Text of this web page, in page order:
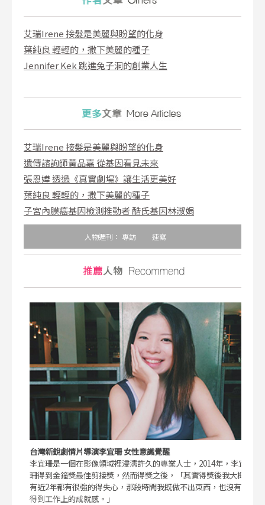
艾瑞Irene 接髮是美麗與盼望的化身
葉純良 輕輕的，撒下美麗的種子
Jennifer Kek 跳進兔子洞的創業人生
艾瑞Irene 接髮是美麗與盼望的化身
遺傳諮詢師黃品嘉 從基因看見未來
張恩嬅 透過《真實劇場》讓生活更美好
葉純良 輕輕的，撒下美麗的種子
子宮內膜癌基因檢測推動者 酷氏基因林淑娟
人物週刊： 專訪 速寫
台灣新銳劇情片導演李宜珊 女性意識覺醒
李宜珊是一個在影像領域裡浸濡許久的專業人士，2014年，李宜
珊得到金鐘獎最佳剪接獎，然而得獎之後，「其實得獎後我大概
有近2年都有很強的得失心，那段時間我既做不出東西，也沒有
得到工作上的成就感。」